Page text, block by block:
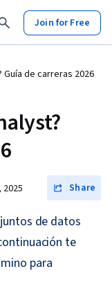
Join for Free
Guía de carreras 2026
2025 Share
de datos
te
para